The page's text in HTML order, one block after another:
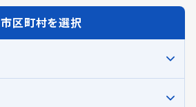
市区町村を選択